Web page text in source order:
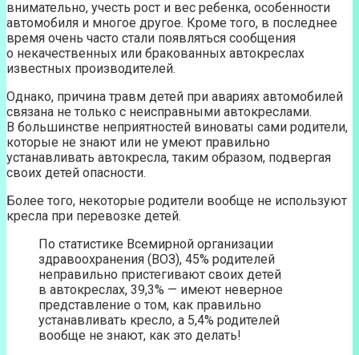
внимательно, учесть рост и вес ребенка, особенности
автомобиля и многое другое. Кроме того, в последнее
время очень часто стали появляться сообщения
о некачественных или бракованных автокреслах
известных производителей.
Однако, причина травм детей при авариях автомобилей
связана не только с неисправными автокреслами.
В большинстве неприятностей виноваты сами родители,
которые не знают или не умеют правильно
устанавливать автокресла, таким образом, подвергая
своих детей опасности.
Более того, некоторые родители вообще не используют
кресла при перевозке детей.
По статистике Всемирной организации
здравоохранения (ВОЗ), 45% родителей
неправильно пристегивают своих детей
в автокреслах, 39,3% — имеют неверное
представление о том, как правильно
устанавливать кресло, а 5,4% родителей
вообще не знают, как это делать!